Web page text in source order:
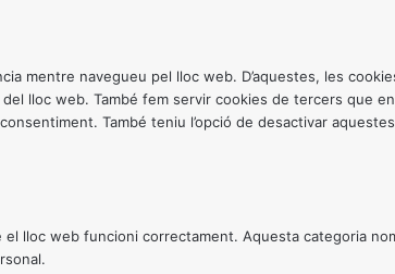
mentre navegueu pel lloc web. D’aquestes, les
lloc web. També fem servir cookies de tercers que
També teniu l’opció de desactivar
lloc web funcioni correctament. Aquesta categoria